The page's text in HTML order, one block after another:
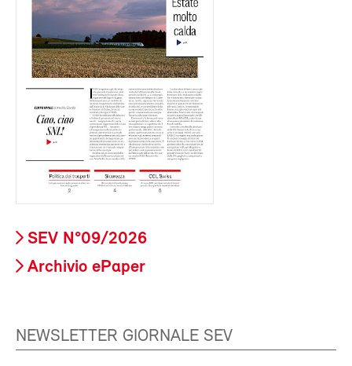
SEV N°09/2026
Archivio ePaper
NEWSLETTER GIORNALE SEV